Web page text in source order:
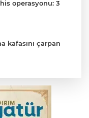
operasyonu: 3
kafasını çarpan